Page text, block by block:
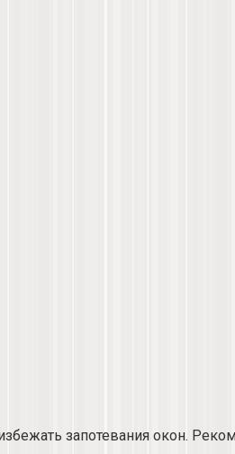
запотевания окон.​